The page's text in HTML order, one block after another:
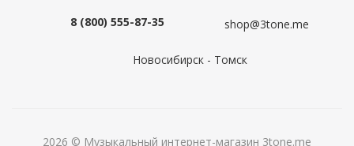
8 (800) 555-87-35 shop@3tone.me
Новосибирск - Томск
2026 © Музыкальный интернет-магазин 3tone.me